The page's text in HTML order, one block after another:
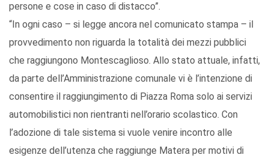
persone e cose in caso di distacco”.
“In ogni caso – si legge ancora nel comunicato stampa – il
provvedimento non riguarda la totalità dei mezzi pubblici
che raggiungono Montescaglioso. Allo stato attuale, infatti,
da parte dell’Amministrazione comunale vi è l’intenzione di
consentire il raggiungimento di Piazza Roma solo ai servizi
automobilistici non rientranti nell’orario scolastico. Con
l’adozione di tale sistema si vuole venire incontro alle
esigenze dell’utenza che raggiunge Matera per motivi di